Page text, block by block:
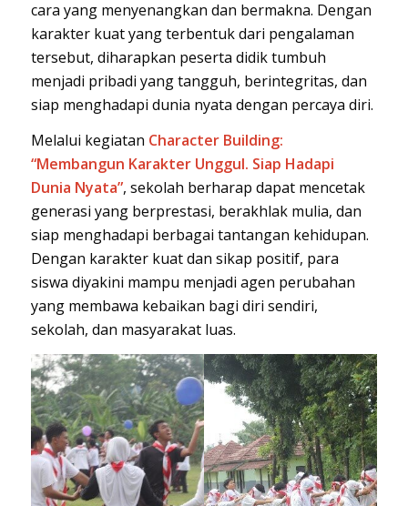
cara yang menyenangkan dan bermakna. Dengan
karakter kuat yang terbentuk dari pengalaman
tersebut, diharapkan peserta didik tumbuh
menjadi pribadi yang tangguh, berintegritas, dan
siap menghadapi dunia nyata dengan percaya diri.
Melalui kegiatan Character Building:
“Membangun Karakter Unggul. Siap Hadapi
Dunia Nyata”, sekolah berharap dapat mencetak
generasi yang berprestasi, berakhlak mulia, dan
siap menghadapi berbagai tantangan kehidupan.
Dengan karakter kuat dan sikap positif, para
siswa diyakini mampu menjadi agen perubahan
yang membawa kebaikan bagi diri sendiri,
sekolah, dan masyarakat luas.